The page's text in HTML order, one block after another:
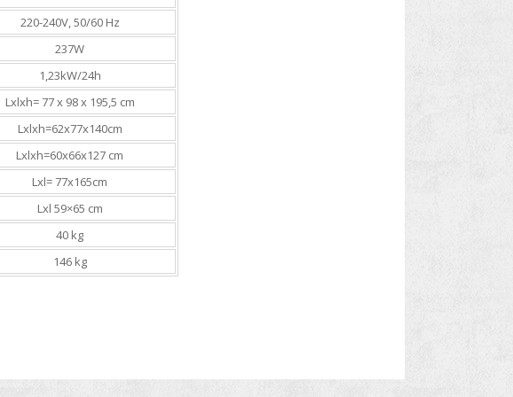
220-240V, 50/60 Hz
237W
1,23kW/24h
Lxlxh= 77 x 98 x 195,5 cm
Lxlxh=62x77x140cm
Lxlxh=60x66x127 cm
Lxl= 77x165cm
Lxl 59×65 cm
40 kg
146 kg